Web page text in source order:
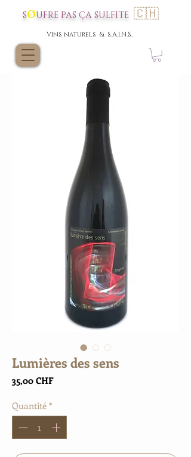
SØUFRE PAS ÇA SULFITE 🇨🇭
Vins naturels & S.A.I.N.S.
Lumières des sens
35,00 CHFPrix
Quantité *